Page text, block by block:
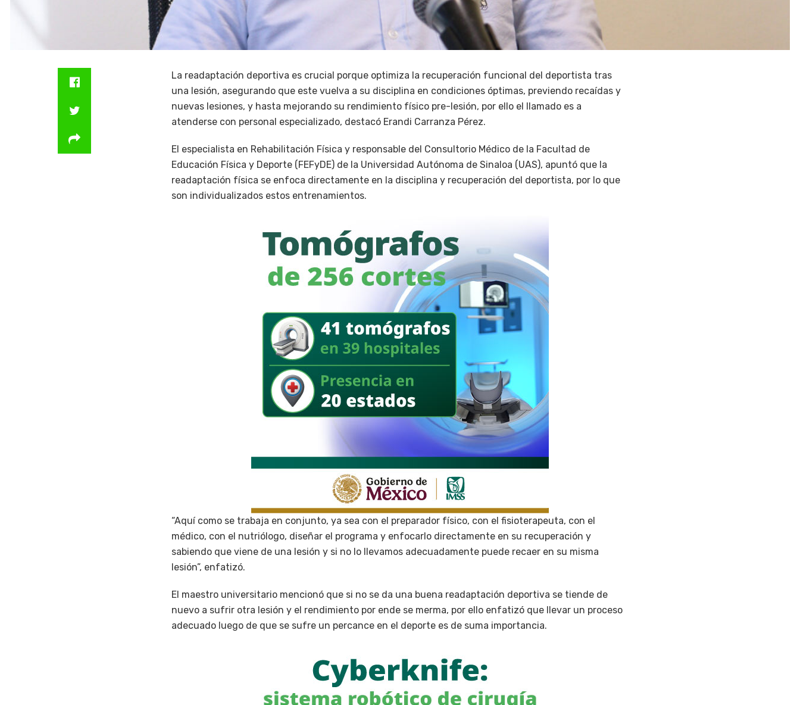
La readaptación deportiva es crucial porque optimiza la recuperación funcional del deportista tras
una lesión, asegurando que este vuelva a su disciplina en condiciones óptimas, previendo recaídas y
nuevas lesiones, y hasta mejorando su rendimiento físico pre-lesión, por ello el llamado es a
atenderse con personal especializado, destacó Erandi Carranza Pérez.
El especialista en Rehabilitación Física y responsable del Consultorio Médico de la Facultad de
Educación Física y Deporte (FEFyDE) de la Universidad Autónoma de Sinaloa (UAS), apuntó que la
readaptación física se enfoca directamente en la disciplina y recuperación del deportista, por lo que
son individualizados estos entrenamientos.
“Aquí como se trabaja en conjunto, ya sea con el preparador físico, con el fisioterapeuta, con el
médico, con el nutriólogo, diseñar el programa y enfocarlo directamente en su recuperación y
sabiendo que viene de una lesión y si no lo llevamos adecuadamente puede recaer en su misma
lesión”, enfatizó.
El maestro universitario mencionó que si no se da una buena readaptación deportiva se tiende de
nuevo a sufrir otra lesión y el rendimiento por ende se merma, por ello enfatizó que llevar un proceso
adecuado luego de que se sufre un percance en el deporte es de suma importancia.